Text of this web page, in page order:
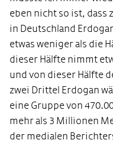
eben nicht so ist, dass
in Deutschland
etwas weniger als die
dieser Hälfte nimmt
und von dieser Hälfte
zwei Drittel Erdogan
eine Gruppe von
mehr als 3 Millionen
der medialen